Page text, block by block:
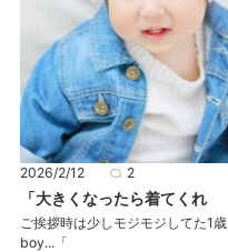
2026/2/12 2
「大きくなったら着てくれ
ご挨拶時は少しモジモジしてた1歳
boy...「